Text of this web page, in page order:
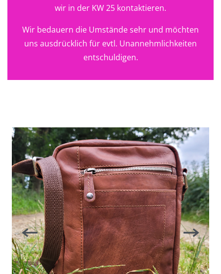
wir in der KW 25 kontaktieren.
Wir bedauern die Umstände sehr und möchten
uns ausdrücklich für evtl. Unannehmlichkeiten
entschuldigen.